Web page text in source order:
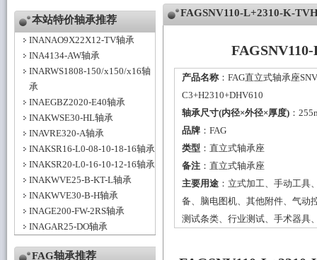
本站特价轴承推荐
INANAO9X22X12-TV轴承
INA4134-AW轴承
INARWS1808-150/x150/x16轴
承
INAEGBZ2020-E40轴承
INAKWSE30-HL轴承
INAVRE320-A轴承
INAKSR16-L0-08-10-18-16轴承
INAKSR20-L0-16-10-12-16轴承
INAKWVE25-B-KT-L轴承
INAKWVE30-B-H轴承
INAGE200-FW-2RS轴承
INAGAR25-DO轴承
FAG轴承推荐
FAGSNV110-L+2310-K-
产品名称 ：FAG直立式轴承座
C3+H2310+DHV610
轴承尺寸(内径×外径×厚度) ：
品牌 ： FAG
类型 ： 直立式轴承座
备注 ：直立式轴承座
主要用途 ：立式加工、手动工具
备、脑电图机、其他附件、气动
测试条类、行业测试、手术器具